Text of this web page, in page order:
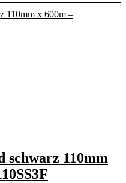
schwarz 110mm